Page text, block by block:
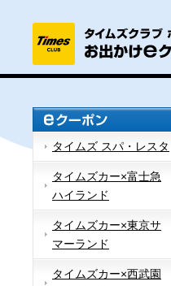
タイムズ スパ・レスタ
タイムズカー×富士急
ハイランド
タイムズカー×東京サ
マーランド
タイムズカー×西武園